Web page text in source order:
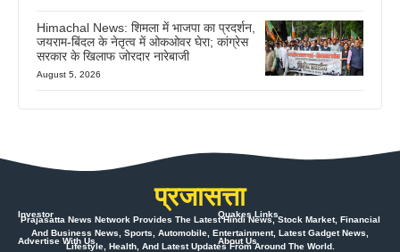
Himachal News: शिमला में भाजपा का प्रदर्शन,
जयराम-बिंदल के नेतृत्व में ओकओवर घेरा; कांग्रेस
सरकार के खिलाफ जोरदार नारेबाजी
August 5, 2026
प्रजासत्ता
Prajasatta News Network Provides The Latest Hindi News, Stock Market, Financial
And Business News, Sports, Automobile, Entertainment, Latest Gadget News,
Lifestyle, Health, And Latest Updates From Around The World.
Investor
Advertise With Us
Quakes Links
About Us